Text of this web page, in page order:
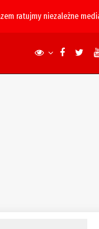
ratujmy niezależne